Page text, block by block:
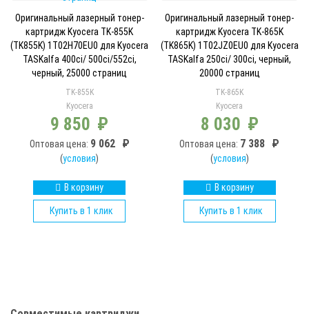
Оригинальный лазерный тонер-
картридж Kyocera TK-855K
(TK855K) 1T02H70EU0 для Kyocera
TASKalfa 400ci/ 500ci/552ci,
черный, 25000 страниц
TK-855K
Kyocera
9 850 ₽
Оптовая цена: 9 062 ₽
(условия)
В корзину
Купить в 1 клик
Оригинальный лазерный тонер-
картридж Kyocera TK-865K
(TK865K) 1T02JZ0EU0 для Kyocera
TASKalfa 250ci/ 300ci, черный,
20000 страниц
TK-865K
Kyocera
8 030 ₽
Оптовая цена: 7 388 ₽
(условия)
В корзину
Купить в 1 клик